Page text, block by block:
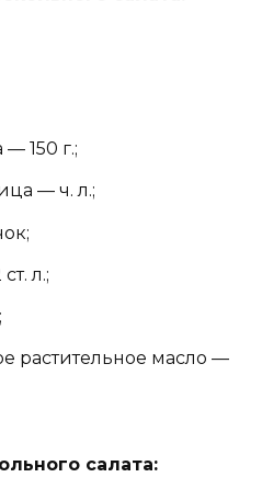
150 г.;
— ч. л.;
л.;
растительное масло —
салата: